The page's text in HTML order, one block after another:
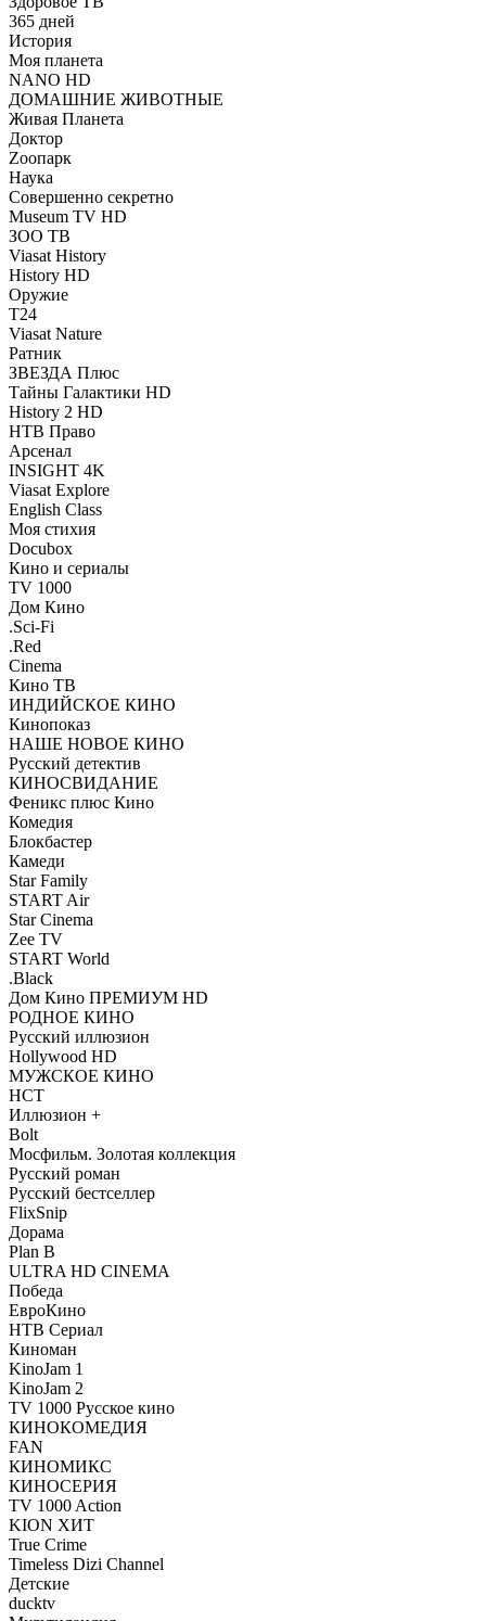
365 дней
История
Моя планета
NANO HD
ДОМАШНИЕ ЖИВОТНЫЕ
Живая Планета
Доктор
Zooпарк
Наука
Совершенно секретно
Museum TV HD
ЗОО ТВ
Viasat History
History HD
Оружие
Т24
Viasat Nature
Ратник
ЗВЕЗДА Плюс
Тайны Галактики HD
History 2 HD
НТВ Право
Арсенал
INSIGHT 4K
Viasat Explore
English Class
Моя стихия
Docubox
Кино и сериалы
TV 1000
Дом Кино
.Sci-Fi
.Red
Cinema
Кино ТВ
ИНДИЙСКОЕ КИНО
Кинопоказ
НАШЕ НОВОЕ КИНО
Русский детектив
КИНОСВИДАНИЕ
Феникс плюс Кино
Комедия
Блокбастер
Камеди
Star Family
START Air
Star Cinema
Zee TV
START World
.Black
Дом Кино ПРЕМИУМ HD
РОДНОЕ КИНО
Русский иллюзион
Hollywood HD
МУЖСКОЕ КИНО
НСТ
Иллюзион +
Bolt
Мосфильм. Золотая коллекция
Русский роман
Русский бестселлер
FlixSnip
Дорама
Plan B
ULTRA HD CINEMA
Победа
ЕвроКино
НТВ Сериал
Киноман
KinoJam 1
KinoJam 2
TV 1000 Русское кино
КИНОКОМЕДИЯ
FAN
КИНОМИКС
КИНОСЕРИЯ
TV 1000 Action
KION ХИТ
True Crime
Timeless Dizi Channel
Детские
ducktv